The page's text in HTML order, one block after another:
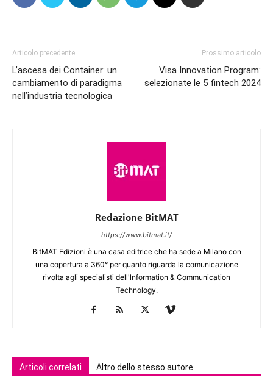
Articolo precedente
L’ascesa dei Container: un
cambiamento di paradigma
nell’industria tecnologica
Prossimo articolo
Visa Innovation Program:
selezionate le 5 fintech 2024
Redazione BitMAT
https://www.bitmat.it/
BitMAT Edizioni è una casa editrice che ha sede a Milano con
una copertura a 360° per quanto riguarda la comunicazione
rivolta agli specialisti dell'lnformation & Communication
Technology.
Articoli correlati Altro dello stesso autore